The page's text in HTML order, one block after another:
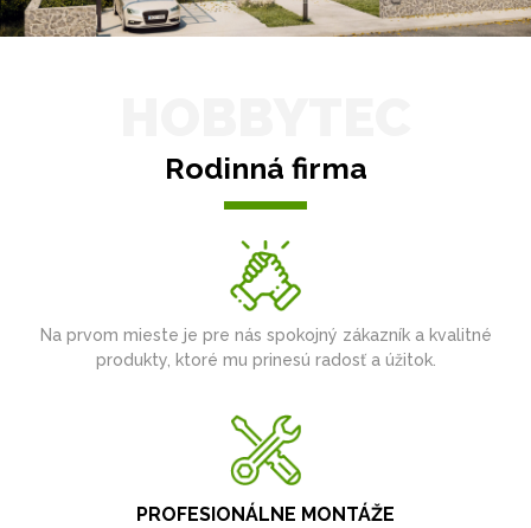
Rodinná firma
Na prvom mieste je pre nás spokojný zákazník a kvalitné
produkty, ktoré mu prinesú radosť a úžitok.
PROFESIONÁLNE MONTÁŽE